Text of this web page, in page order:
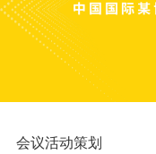
会议活动策划